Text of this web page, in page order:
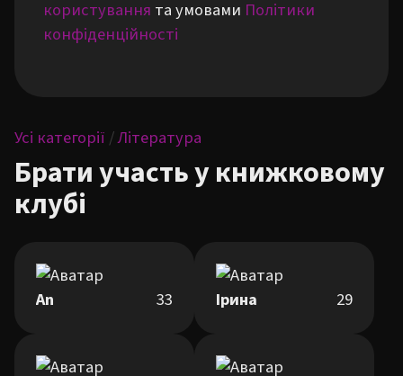
користування та умовами Політики
конфіденційності
Усі категорії /Література
Брати участь у книжковому
клубі
An 33 Ірина 29